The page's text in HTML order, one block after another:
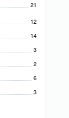
21
12
14
3
2
6
3